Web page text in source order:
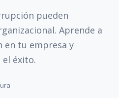
pueden
Aprende a
en tu empresa y
el éxito.